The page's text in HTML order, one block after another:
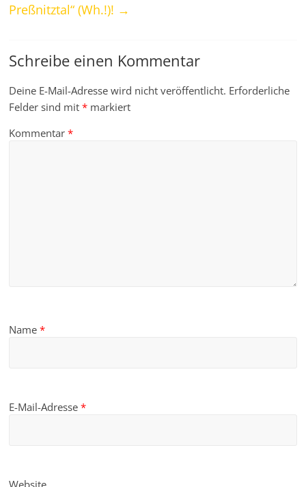
Preßnitztal“ (Wh.!)! →
Schreibe einen Kommentar
Deine E-Mail-Adresse wird nicht veröffentlicht. Erforderliche
Felder sind mit* markiert
Kommentar*
Name*
E-Mail-Adresse*